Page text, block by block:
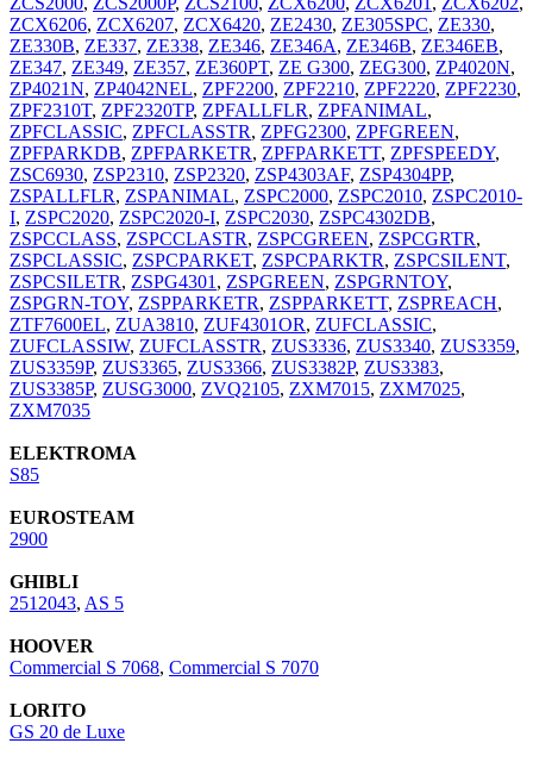
ZCX6206, ZCX6207, ZCX6420, ZE2430, ZE305SPC, ZE330,
ZE330B, ZE337, ZE338, ZE346, ZE346A, ZE346B, ZE346EB,
ZE347, ZE349, ZE357, ZE360PT, ZE G300, ZEG300, ZP4020N,
ZP4021N, ZP4042NEL, ZPF2200, ZPF2210, ZPF2220, ZPF2230,
ZPF2310T, ZPF2320TP, ZPFALLFLR, ZPFANIMAL,
ZPFCLASSIC, ZPFCLASSTR, ZPFG2300, ZPFGREEN,
ZPFPARKDB, ZPFPARKETR, ZPFPARKETT, ZPFSPEEDY,
ZSC6930, ZSP2310, ZSP2320, ZSP4303AF, ZSP4304PP,
ZSPALLFLR, ZSPANIMAL, ZSPC2000, ZSPC2010, ZSPC2010-
I, ZSPC2020, ZSPC2020-I, ZSPC2030, ZSPC4302DB,
ZSPCCLASS, ZSPCCLASTR, ZSPCGREEN, ZSPCGRTR,
ZSPCLASSIC, ZSPCPARKET, ZSPCPARKTR, ZSPCSILENT,
ZSPCSILETR, ZSPG4301 , ZSPGREEN, ZSPGRNTOY,
ZSPGRN-TOY, ZSPPARKETR, ZSPPARKETT, ZSPREACH,
ZTF7600EL, ZUA3810, ZUF4301OR, ZUFCLASSIC,
ZUFCLASSIW, ZUFCLASSTR, ZUS3336, ZUS3340, ZUS3359,
ZUS3359P, ZUS3365, ZUS3366, ZUS3382P, ZUS3383,
ZUS3385P, ZUSG3000, ZVQ2105, ZXM7015, ZXM7025,
ZXM7035
ELEKTROMA
S85
EUROSTEAM
2900
GHIBLI
2512043, AS 5
HOOVER
Commercial S 7068, Commercial S 7070
LORITO
GS 20 de Luxe